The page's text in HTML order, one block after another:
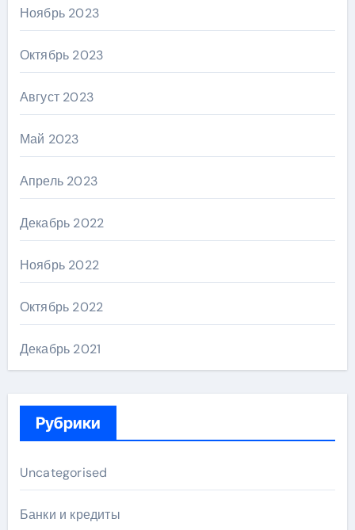
Ноябрь 2023
Октябрь 2023
Август 2023
Май 2023
Апрель 2023
Декабрь 2022
Ноябрь 2022
Октябрь 2022
Декабрь 2021
Рубрики
Uncategorised
Банки и кредиты